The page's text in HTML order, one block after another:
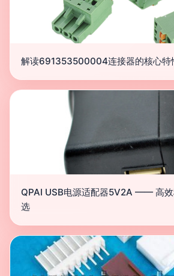
解读691353500004连接器的核心特
QPAI USB电源适配器5V2A —— 高效
选